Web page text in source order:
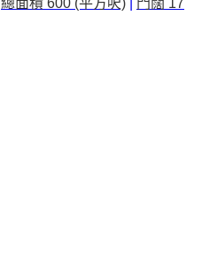
總面積 600 (平方呎)
門闊 17